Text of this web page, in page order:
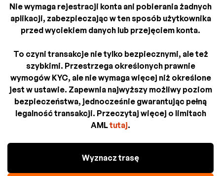
Nie wymaga rejestracji konta ani pobierania żadnych
aplikacji, zabezpieczając w ten sposób użytkownika
przed wyciekiem danych lub przejęciem konta.
To czyni transakcje nie tylko bezpiecznymi, ale też
szybkimi. Przestrzega określonych prawnie
wymogów KYC, ale nie wymaga więcej niż określone
jest w ustawie. Zapewnia najwyższy możliwy poziom
bezpieczeństwa, jednocześnie gwarantując pełną
legalność transakcji. Przeczytaj więcej o limitach
AMLtutaj.
Wyznacz trasę